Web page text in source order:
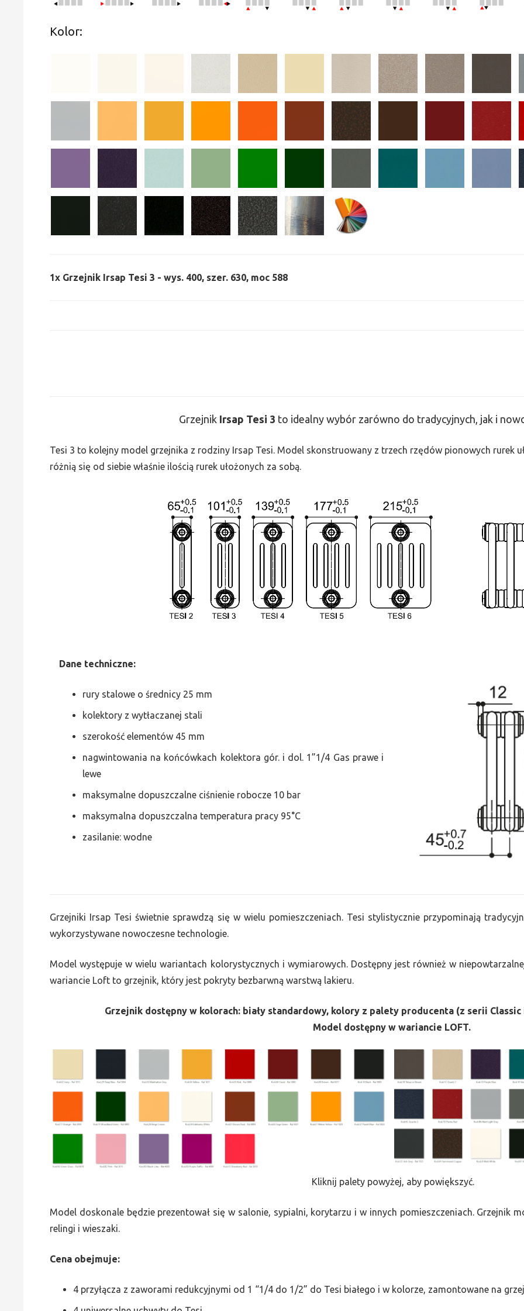
Kolor:
1x Grzejnik Irsap Tesi 3 - wys. 400, szer. 630, moc 588
Grzejnik Irsap Tesi 3 to idealny wybór zarówno do tradycyjnych, jak i
Tesi 3 to kolejny model grzejnika z rodziny Irsap Tesi. Model skonstruowany z trzech rzędów pionowych rurek
różnią się od siebie właśnie ilością rurek ułożonych za sobą.
Dane techniczne:
rury stalowe o średnicy 25 mm
kolektory z wytłaczanej stali
szerokość elementów 45 mm
nagwintowania na końcówkach kolektora gór. i dol. 1”1/4 Gas prawe i
lewe
maksymalne dopuszczalne ciśnienie robocze 10 bar
maksymalna dopuszczalna temperatura pracy 95°C
zasilanie: wodne
Grzejniki Irsap Tesi świetnie sprawdzą się w wielu pomieszczeniach. Tesi stylistycznie przypominają
wykorzystywane nowoczesne technologie.
Model występuje w wielu wariantach kolorystycznych i wymiarowych. Dostępny jest również w
wariancie Loft to grzejnik, który jest pokryty bezbarwną warstwą lakieru.
Grzejnik dostępny w kolorach: biały standardowy, kolory z palety producenta (z serii
Model dostępny w wariancie LOFT.
Kliknij palety powyżej, aby powiększyć.
Model doskonale będzie prezentował się w salonie, sypialni, korytarzu i w innych pomieszczeniach. Grzejnik
relingi i wieszaki.
Cena obejmuje:
4 przyłącza z zaworami redukcyjnymi od 1 “1/4 do 1/2” do Tesi białego i w kolorze, zamontowane na